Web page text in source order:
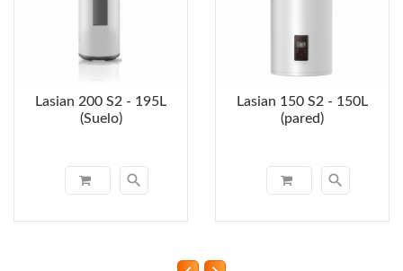
Lasian 200 S2 - 195L
(Suelo)
search
Lasian 150 S2 - 150L
(pared)
search